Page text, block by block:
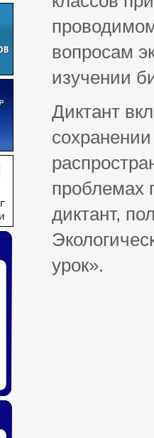
вопросам
изучении
Диктант
проблемах
диктант,
урок».